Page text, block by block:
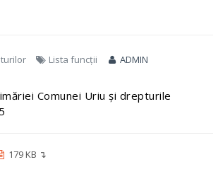
Lista funcții ADMIN
Comunei Uriu și drepturile
179 KB ↴